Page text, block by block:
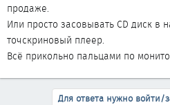
продаже.
Или просто засовывать СD диск в
точскриновый плеер.
Всё прикольно пальцами по
Для ответа нужно войти/